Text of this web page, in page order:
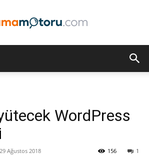
Optimizasyonu
WordPress
29 Ağustos 2018 1
156